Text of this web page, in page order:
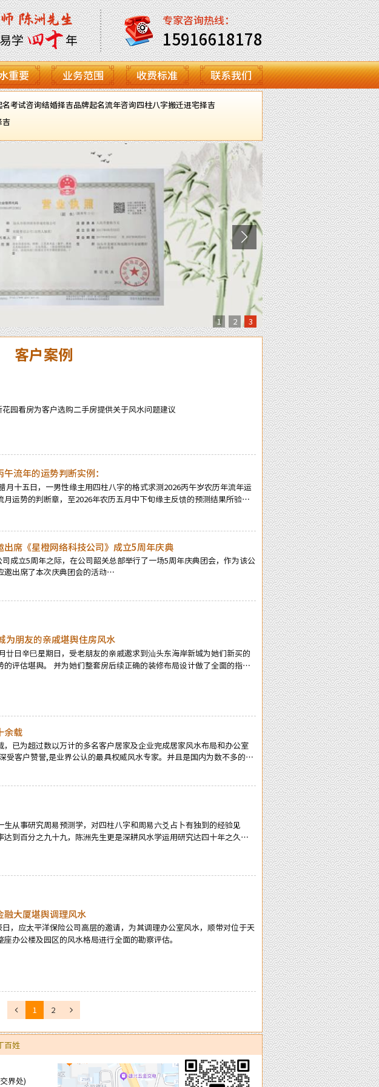
专家咨询热线：
15916618178
重要 业务范围 收费标准 联系我们
考试咨询结婚择吉品牌起名流年咨询四柱八字搬迁进宅择吉
吉
1 2 3
客户案例
园看房为客户选购二手房提供关于风水问题建议
流年的运势判断实例：
月十五日，一男性缘主用四柱八字的格式求测2026丙午岁农历年流年运
运势的判断章，至2026年农历五月中下旬缘主反馈的预测结果所验证
席《星橙网络科技公司》成立5周年庆典
成立5周年之际，在公司韶关总部举行了一场5周年庆典团会，作为该公
邀出席了本次庆典团会的活动…
为朋友的亲戚堪舆住房风水
廿日辛巳星期日，受老朋友的亲戚邀求到汕头东海岸新城为她们新买的
评估堪舆。 并为她们整套房后续正确的装修布局设计做了全面的指
余载
，已为超过数以万计的多名客户居家及企业完成居家风水布局和办公室
受客户赞誉,是业界公认的最具权威风水专家。并且是国内为数不多的资
测生涯中，四柱及周易预测案例达二、三十万例以上，准确率在98%
从事研究周易预测学，对四柱八字和周易六爻占卜有独到的经验见
到百分之九十九，陈洲先生更是深耕风水学运用研究达四十年之久，
调理提供了切实可靠有效的建议，客户遍布全国及港澳台新马泰各地
融大厦堪舆调理风水
，应太平洋保险公司高层的邀请，为其调理办公室风水，顺带对位于天
办公楼及园区的风水格局进行全面的勘察评估。
1 2
百姓
界处)